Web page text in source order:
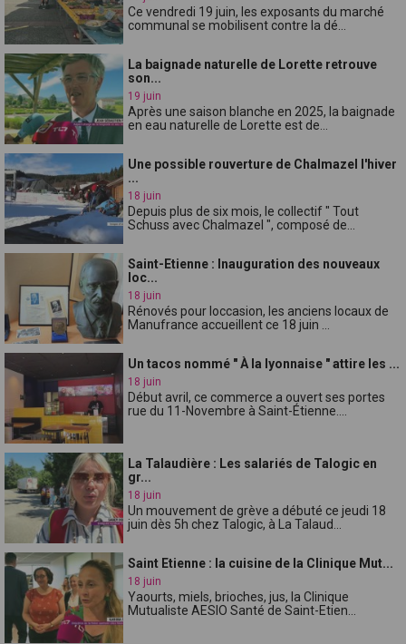
Ce vendredi 19 juin, les exposants du marché
communal se mobilisent contre la dé...
La baignade naturelle de Lorette retrouve
son...
19 juin
Après une saison blanche en 2025, la baignade
en eau naturelle de Lorette est de...
Une possible rouverture de Chalmazel l'hiver
...
18 juin
Depuis plus de six mois, le collectif " Tout
Schuss avec Chalmazel ", composé de...
Saint-Etienne : Inauguration des nouveaux
loc...
18 juin
Rénovés pour loccasion, les anciens locaux de
Manufrance accueillent ce 18 juin ...
Un tacos nommé " À la lyonnaise " attire les ...
18 juin
Début avril, ce commerce a ouvert ses portes
rue du 11-Novembre à Saint-Étienne....
La Talaudière : Les salariés de Talogic en
gr...
18 juin
Un mouvement de grève a débuté ce jeudi 18
juin dès 5h chez Talogic, à La Talaud...
Saint Etienne : la cuisine de la Clinique Mut...
18 juin
Yaourts, miels, brioches, jus, la Clinique
Mutualiste AESIO Santé de Saint-Etien...